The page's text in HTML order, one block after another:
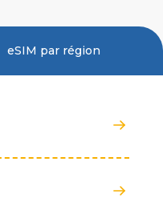
eSIM par région